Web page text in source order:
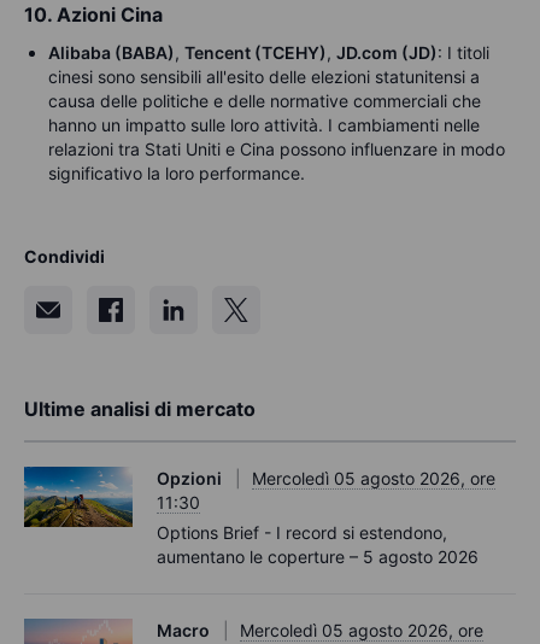
10. Azioni Cina
Alibaba (BABA), Tencent (TCEHY), JD.com (JD): I titoli
cinesi sono sensibili all'esito delle elezioni statunitensi a
causa delle politiche e delle normative commerciali che
hanno un impatto sulle loro attività. I cambiamenti nelle
relazioni tra Stati Uniti e Cina possono influenzare in modo
significativo la loro performance.
Condividi
Ultime analisi di mercato
Opzioni
Mercoledì 05 agosto 2026, ore
11:30
Options Brief - I record si estendono,
aumentano le coperture – 5 agosto 2026
Macro
Mercoledì 05 agosto 2026, ore